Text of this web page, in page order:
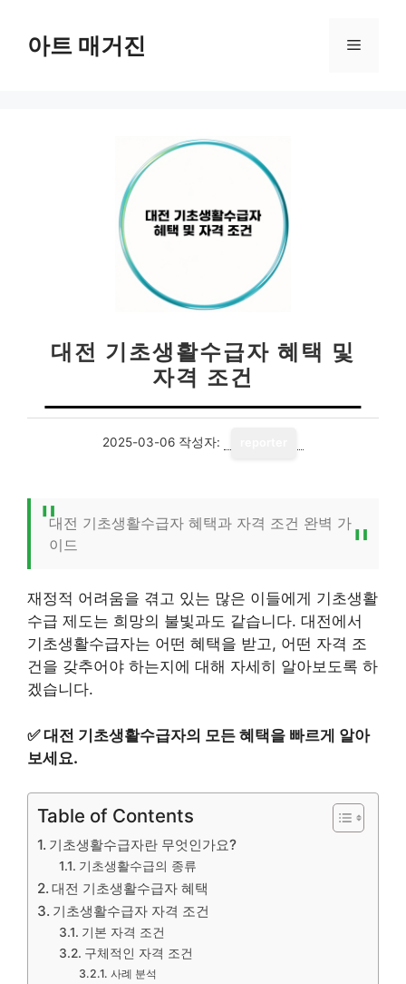
아트 매거진 메
대전 기초생활수급자 혜택 및
자격 조건
2025-03-06 작성자:
대전 기초생활수급자 혜택과 자격 조건 완벽 가
이드
재정적 어려움을 겪고 있는 많은 이들에게 기초생활
수급 제도는 희망의 불빛과도 같습니다. 대전에서
기초생활수급자는 어떤 혜택을 받고, 어떤 자격 조
건을 갖추어야 하는지에 대해 자세히 알아보도록 하
겠습니다.
✅대전 기초생활수급자의 모든 혜택을 빠르게 알아
보세요.
Table of Contents
기초생활수급자란 무엇인가요?
기초생활수급의 종류
대전 기초생활수급자 혜택
기초생활수급자 자격 조건
기본 자격 조건
구체적인 자격 조건
사례 분석